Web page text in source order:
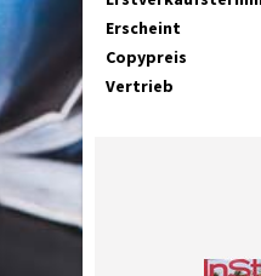
Erscheint
Copypreis
Vertrieb